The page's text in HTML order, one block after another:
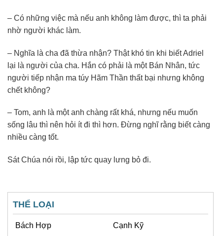
– Có những việc mà nếu anh không làm được, thì ta phải
nhờ người khác làm.
– Nghĩa là cha đã thừa nhận? Thật khó tin khi biết Adriel
lại là người của cha. Hắn có phải là một Bán Nhân, tức
người tiếp nhận ma túy Hãm Thần thất bại nhưng không
chết không?
– Tom, anh là một anh chàng rất khá, nhưng nếu muốn
sống lâu thì nên hỏi ít đi thì hơn. Đừng nghĩ rằng biết càng
nhiều càng tốt.
Sát Chúa nói rồi, lập tức quay lưng bỏ đi.
THỂ LOẠI
Bách Hợp Cạnh Kỹ